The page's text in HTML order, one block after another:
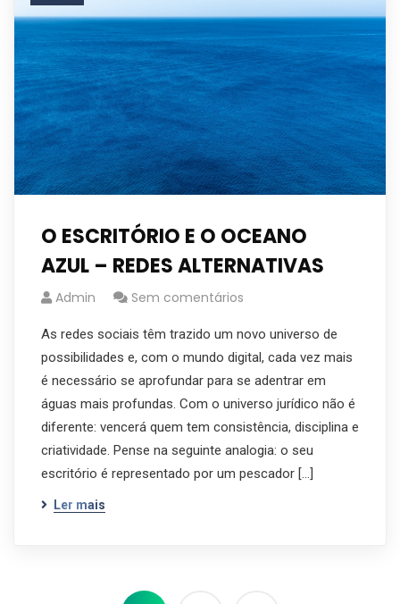
O ESCRITÓRIO E O OCEANO
AZUL – REDES ALTERNATIVAS
Admin Sem comentários
As redes sociais têm trazido um novo universo de
possibilidades e, com o mundo digital, cada vez mais
é necessário se aprofundar para se adentrar em
águas mais profundas. Com o universo jurídico não é
diferente: vencerá quem tem consistência, disciplina e
criatividade. Pense na seguinte analogia: o seu
escritório é representado por um pescador […]
Ler mais